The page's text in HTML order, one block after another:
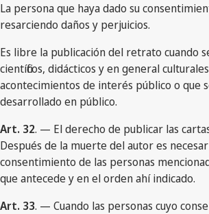
La persona que haya dado su
resarciendo daños y perjuicios.
Es libre la publicación del retrato cuando
científicos, didácticos y en general
acontecimientos de interés público o que
desarrollado en público.
Art. 32. — El derecho de publicar las
Después de la muerte del autor es
consentimiento de las personas
que antecede y en el orden ahí indicado.
Art. 33. — Cuando las personas cuyo